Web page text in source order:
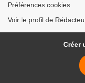
Préférences cookies
Voir le profil de
Créer